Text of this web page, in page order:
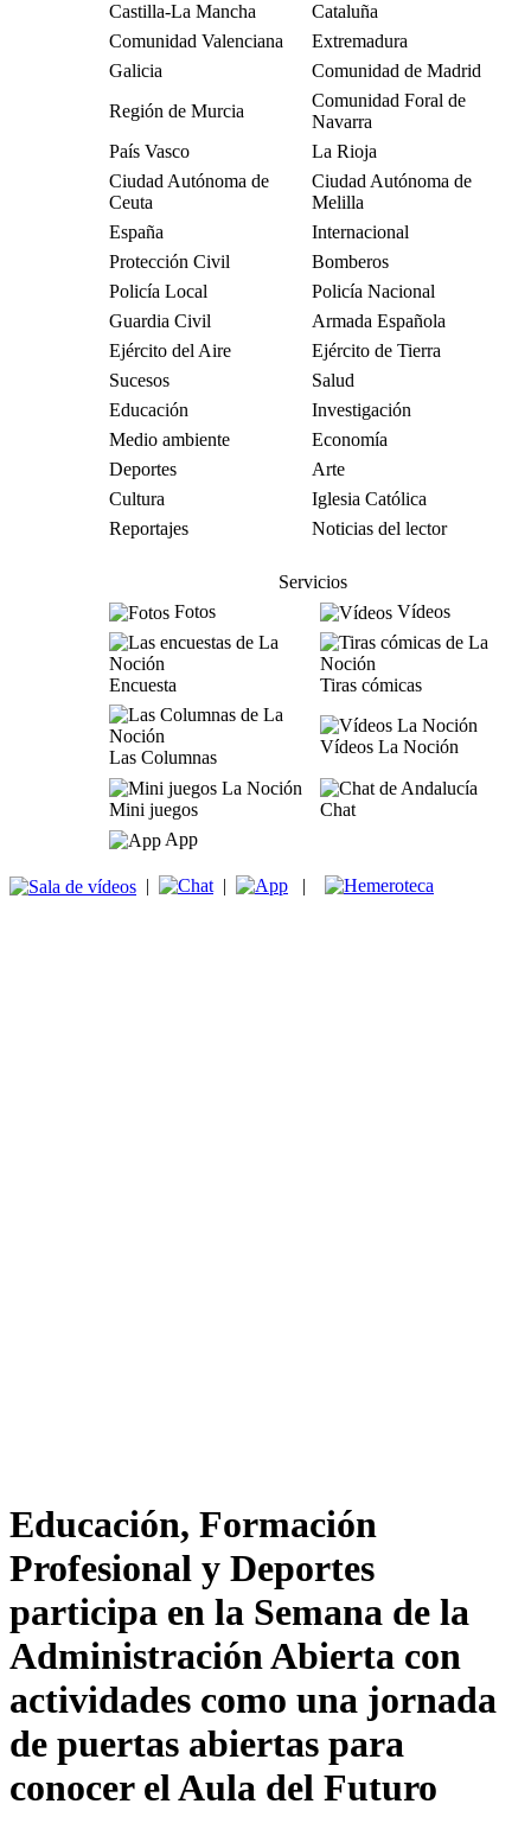
Castilla-La Mancha
Cataluña
Comunidad Valenciana
Extremadura
Galicia
Comunidad de Madrid
Región de Murcia
Comunidad Foral de
Navarra
País Vasco
La Rioja
Ciudad Autónoma de
Ceuta
Ciudad Autónoma de
Melilla
España
Internacional
Protección Civil
Bomberos
Policía Local
Policía Nacional
Guardia Civil
Armada Española
Ejército del Aire
Ejército de Tierra
Sucesos
Salud
Educación
Investigación
Medio ambiente
Economía
Deportes
Arte
Cultura
Iglesia Católica
Reportajes
Noticias del lector
Servicios
Fotos
Vídeos
Encuesta Tiras cómicas
Las Columnas
Vídeos La Noción
Mini juegos
Chat
App
| | |
Educación, Formación
Profesional y Deportes
participa en la Semana de la
Administración Abierta con
actividades como una jornada
de puertas abiertas para
conocer el Aula del Futuro